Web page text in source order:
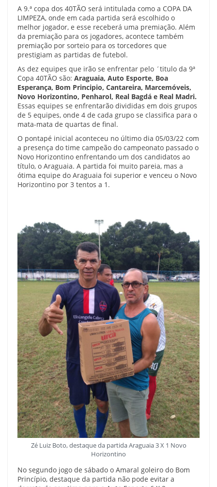
A 9.ª copa dos 40TÃO será intitulada como a COPA DA
LIMPEZA, onde em cada partida será escolhido o
melhor jogador, e esse receberá uma premiação. Além
da premiação para os jogadores, acontece também
premiação por sorteio para os torcedores que
prestigiam as partidas de futebol.
As dez equipes que irão se enfrentar pelo ´titulo da 9ª
Copa 40TÃO são: Araguaia, Auto Esporte, Boa
Esperança, Bom Principio, Cantareira, Marcemóveis,
Novo Horizontino, Penharol, Real Bagdá e Real Madri.
Essas equipes se enfrentarão divididas em dois grupos
de 5 equipes, onde 4 de cada grupo se classifica para o
mata-mata de quartas de final.
O pontapé inicial aconteceu no último dia 05/03/22 com
a presença do time campeão do campeonato passado o
Novo Horizontino enfrentando um dos candidatos ao
título, o Araguaia. A partida foi muito pareia, mas a
ótima equipe do Araguaia foi superior e venceu o Novo
Horizontino por 3 tentos a 1.
Zé Luiz Boto, destaque da partida Araguaia 3 X 1 Novo
Horizontino
No segundo jogo de sábado o Amaral goleiro do Bom
Princípio, destaque da partida não pode evitar a